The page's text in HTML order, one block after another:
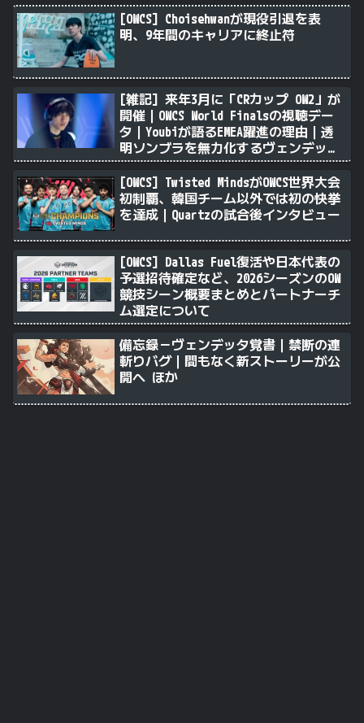
[OWCS] Choisehwanが現役引退を表
明、9年間のキャリアに終止符
[雑記] 来年3月に「CRカップ OW2」が
開催｜OWCS World Finalsの視聴デー
タ｜Youbiが語るEMEA躍進の理由｜透
明ソンブラを無力化するヴェンデッタ
｜Stalk3rが久々のツィート ほか
[OWCS] Twisted MindsがOWCS世界大会
初制覇、韓国チーム以外では初の快挙
を達成｜Quartzの試合後インタビュー
[OWCS] Dallas Fuel復活や日本代表の
予選招待確定など、2026シーズンのOW
競技シーン概要まとめとパートナーチ
ム選定について
備忘録－ヴェンデッタ覚書｜禁断の連
斬りバグ｜間もなく新ストーリーが公
開へ ほか